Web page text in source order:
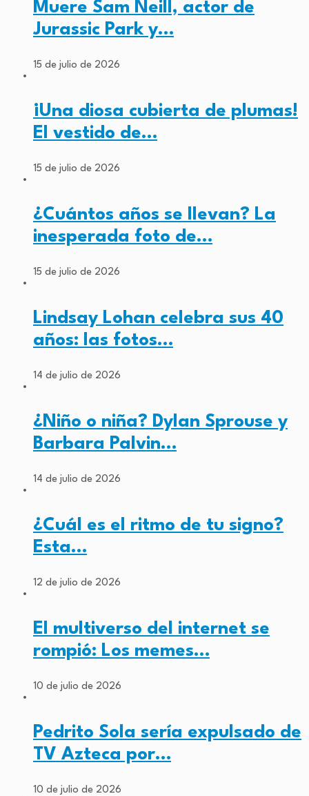
Muere Sam Neill, actor de
Jurassic Park y…
15 de julio de 2026
¡Una diosa cubierta de plumas!
El vestido de…
15 de julio de 2026
¿Cuántos años se llevan? La
inesperada foto de…
15 de julio de 2026
Lindsay Lohan celebra sus 40
años: las fotos…
14 de julio de 2026
¿Niño o niña? Dylan Sprouse y
Barbara Palvin…
14 de julio de 2026
¿Cuál es el ritmo de tu signo?
Esta…
12 de julio de 2026
El multiverso del internet se
rompió: Los memes…
10 de julio de 2026
Pedrito Sola sería expulsado de
TV Azteca por…
10 de julio de 2026